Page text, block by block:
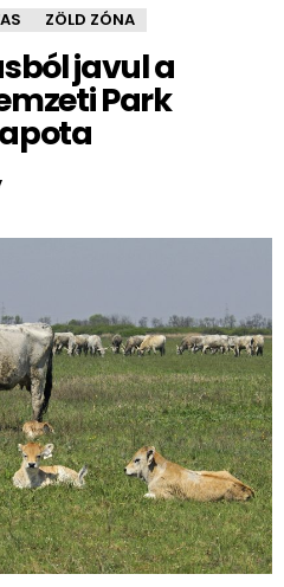
ZÖLD ZÓNA
javul a
Park